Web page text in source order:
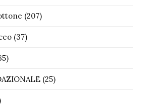
(207)
(37)
(25)